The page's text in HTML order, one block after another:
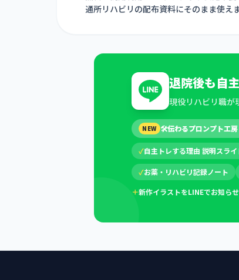
通所リハビリの配布資料にそのまま使え
退院後も自
現役リハビリ職が
NEW 🛠伝わるプロンプト工
✓自主トレする理由 説明スライ
✓お薬・リハビリ記録ノート
＋新作イラストをLINEでお知らせ